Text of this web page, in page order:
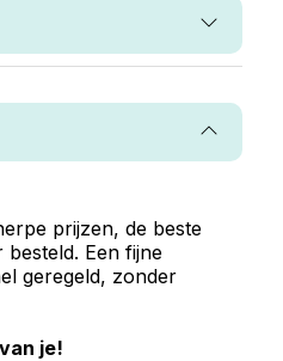
prijzen, de beste
Een fijne
geregeld, zonder
je!